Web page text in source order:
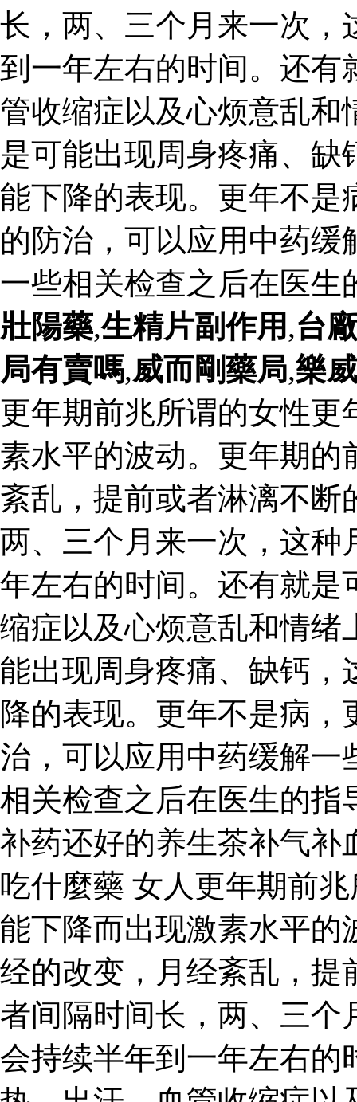
长，两、三个月来一次，
到一年左右的时间。还有
管收缩症以及心烦意乱和
是可能出现周身疼痛、
能下降的表现。更年不是
的防治，可以应用中药
一些相关检查之后在医生
壯陽藥,生精片副作用 ,台
局有賣嗎,威而剛藥局,樂
更年期前兆所谓的女性更
素水平的波动。更年期的
紊乱，提前或者淋漓不断
两、三个月来一次，这种
年左右的时间。还有就是
缩症以及心烦意乱和情绪
能出现周身疼痛、缺钙，
降的表现。更年不是病
治，可以应用中药缓解一
相关检查之后在医生的指
补药还好的养生茶补气补
吃什麼藥 女人更年期前
能下降而出现激素水平的
经的改变，月经紊乱，提
者间隔时间长，两、三个
会持续半年到一年左右的